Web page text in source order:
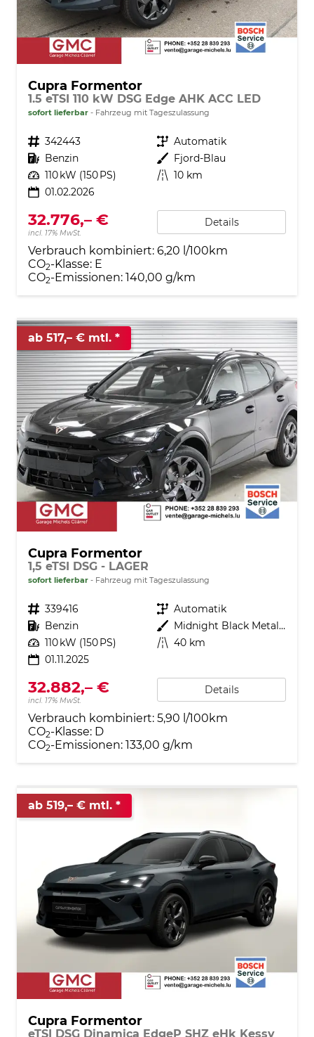
Cupra Formentor
1.5 eTSI 110 kW DSG Edge AHK ACC LED
sofort lieferbar Fahrzeug mit Tageszulassung
Fahrzeugnr. 342443 Getriebe Automatik
Kraftstoff Benzin Außenfarbe Fjord-Blau
Leistung 110 kW (150 PS) Kilometerstand 10 km
01.02.2026
32.776,– €
incl. 17% MwSt.
Details
Verbrauch kombiniert: 6,20 l/100km
CO2-Klasse: E
CO2-Emissionen: 140,00 g/km
ab 517,– € mtl.
Cupra Formentor
1,5 eTSI DSG - LAGER
sofort lieferbar Fahrzeug mit Tageszulassung
Fahrzeugnr. 339416 Getriebe Automatik
Kraftstoff Benzin Außenfarbe
Midnight Black Metallic (0E)
Leistung 110 kW (150 PS) Kilometerstand 40 km
01.11.2025
32.882,– €
incl. 17% MwSt.
Details
Verbrauch kombiniert: 5,90 l/100km
CO2-Klasse: D
CO2-Emissionen: 133,00 g/km
ab 519,– € mtl.
Cupra Formentor
eTSI DSG Dinamica EdgeP SHZ eHk Kessy